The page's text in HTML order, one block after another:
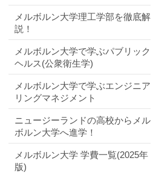
メルボルン大学理工学部を徹底解
説！
メルボルン大学で学ぶパブリック
ヘルス(公衆衛生学)
メルボルン大学で学ぶエンジニア
リングマネジメント
ニュージーランドの高校からメル
ボルン大学へ進学！
メルボルン大学 学費一覧(2025年
版)